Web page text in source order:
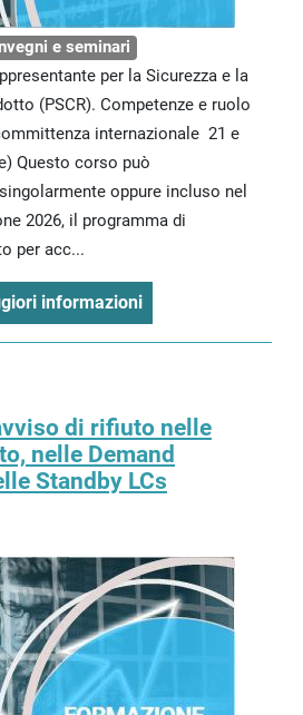
e seminari
per la Sicurezza e la
(PSCR). Competenze e ruolo
internazionale 21 e
Questo corso può
oppure incluso nel
2026, il programma di
per acc...
informazioni
di rifiuto nelle
nelle Demand
Standby LCs